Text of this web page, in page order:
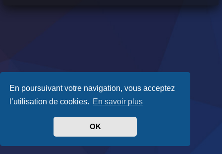
En poursuivant votre navigation, vous acceptez
l’utilisation de cookies. En savoir plus
OK